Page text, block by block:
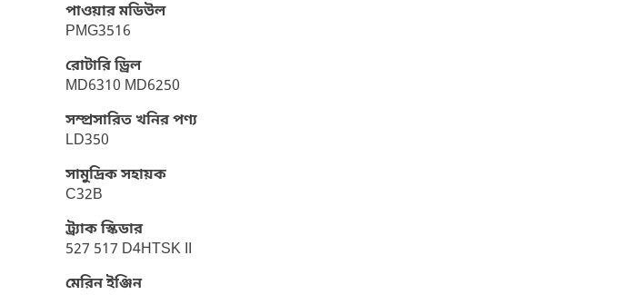
পাওয়ার মডিউল
PMG3516
রোটারি ড্রিল
MD6310 MD6250
সম্প্রসারিত খনির পণ্য
LD350
সামুদ্রিক সহায়ক
C32B
ট্র্যাক স্কিডার
527 517 D4HTSK II
মেরিন ইঞ্জিন